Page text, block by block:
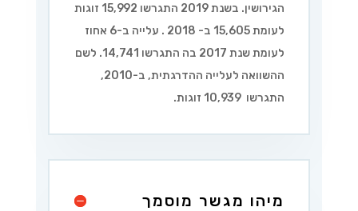
הגירושין. בשנת 2019 התגרשו 15,992 זוגות
לעומת 15,605 ב- 2018 . עלייה ב-6 אחוז
לעומת שנת 2017 בה התגרשו 14,741. לשם
ההשוואה לעלייה ההדרגתית, ב-2010,
התגרשו 10,939 זוגות.
מיהו מגשר מוסמך